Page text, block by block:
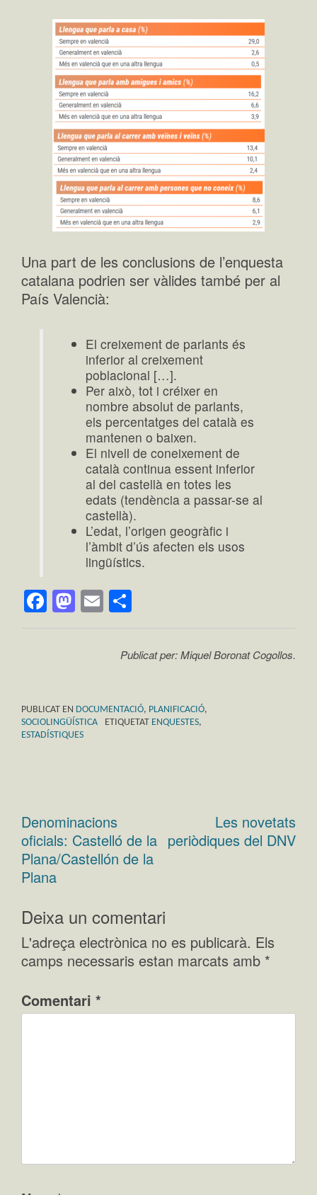
Una part de les conclusions de l’enquesta
catalana podrien ser vàlides també per al
País Valencià:
El creixement de parlants és
inferior al creixement
poblacional […].
Per això, tot i créixer en
nombre absolut de parlants,
els percentatges del català es
mantenen o baixen.
El nivell de coneixement de
català continua essent inferior
al del castellà en totes les
edats (tendència a passar-se al
castellà).
L’edat, l’origen geogràfic i
l’àmbit d’ús afecten els usos
lingüístics.
Facebook
Mastodon
Email
Publicat per: Miquel Boronat Cogollos.
PUBLICAT EN DOCUMENTACIÓ, PLANIFICACIÓ,
SOCIOLINGÜÍSTICA
ETIQUETAT ENQUESTES,
ESTADÍSTIQUES
Navegació
d'entrades
Denominacions
oficials: Castelló de la
Plana/Castellón de la
Plana
Les novetats
periòdiques del DNV
Deixa un comentari
L'adreça electrònica no es publicarà. Els
camps necessaris estan marcats amb *
Comentari *